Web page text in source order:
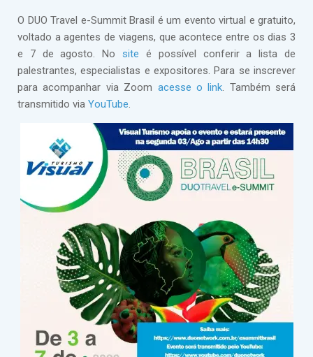
O DUO Travel e-Summit Brasil é um evento virtual e gratuito,
voltado a agentes de viagens, que acontece entre os dias 3
e 7 de agosto. No site é possível conferir a lista de
palestrantes, especialistas e expositores. Para se inscrever
para acompanhar via Zoom acesse o link. Também será
transmitido via YouTube.